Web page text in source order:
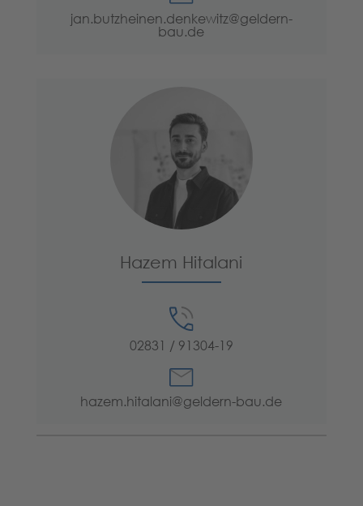
jan.butzheinen.denkewitz@geldern-
bau.de
Hazem Hitalani
02831 / 91304-19
hazem.hitalani@geldern-bau.de